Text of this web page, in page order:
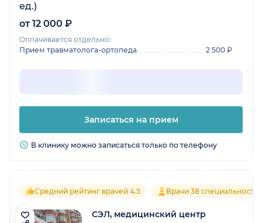
ед.)
от 12 000 ₽
Оплачивается отдельно:
Прием травматолога-ортопеда
2 500 ₽
Записаться на прием
В клинику можно записаться только по телефону
Средний рейтинг врачей 4.5 Врачи 38
СЭЛ, медицинский центр